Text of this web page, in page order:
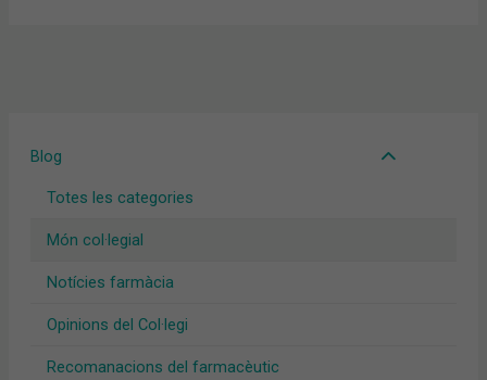
Blog
Totes les categories
Món col·legial
Notícies farmàcia
Opinions del Col·legi
Recomanacions del farmacèutic